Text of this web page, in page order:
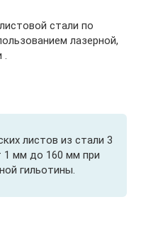
стали по
лазерной,
.
листов из стали 3
1 мм до 160 мм при
гильотины.